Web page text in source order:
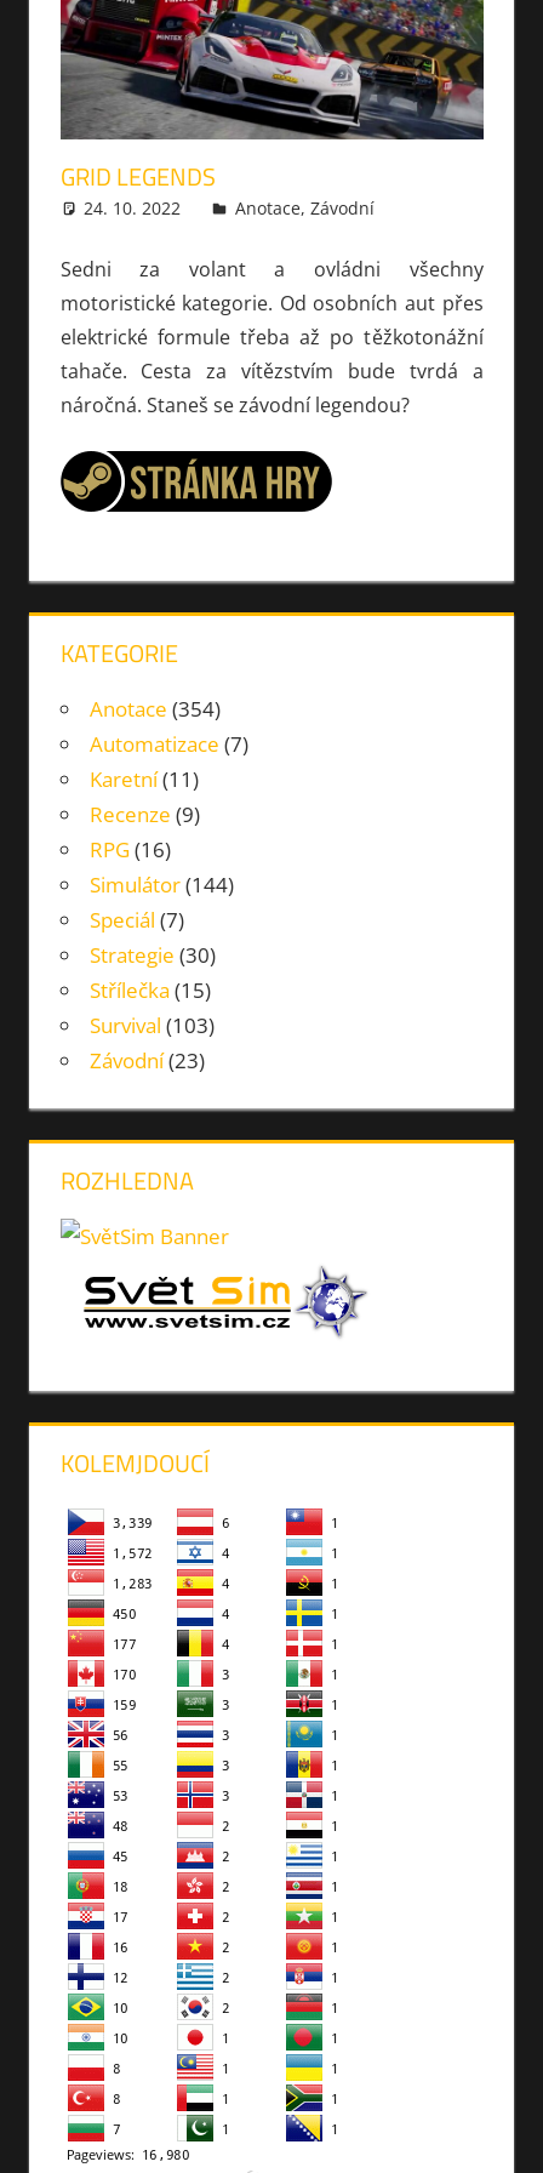
GRID LEGENDS
24. 10. 2022 xmilek
Anotace, Závodní
Sedni za volant a ovládni všechny
motoristické kategorie. Od osobních aut přes
elektrické formule třeba až po těžkotonážní
tahače. Cesta za vítězstvím bude tvrdá a
náročná. Staneš se závodní legendou?
KATEGORIE
Anotace (354)
Automatizace (7)
Karetní(11)
Recenze (9)
RPG(16)
Simulátor(144)
Speciál (7)
Strategie (30)
Střílečka (15)
Survival (103)
Závodní(23)
ROZHLEDNA
KOLEMJDOUCÍ